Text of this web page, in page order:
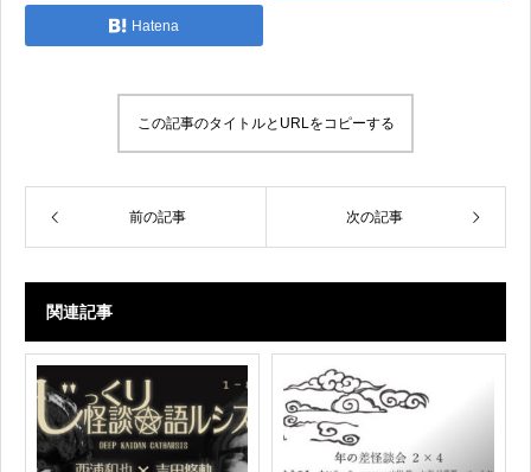
Hatena
この記事のタイトルとURLをコピーする
前の記事 次の記事
関連記事